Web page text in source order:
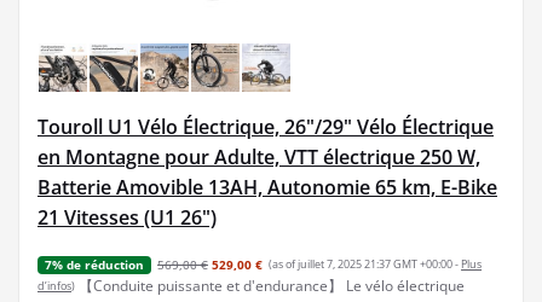
Touroll U1 Vélo Électrique, 26"/29" Vélo Électrique
en Montagne pour Adulte, VTT électrique 250 W,
Batterie Amovible 13AH, Autonomie 65 km, E-Bike
21 Vitesses (U1 26")
7% de réduction 569,00 € 529,00 € (as of juillet 7, 2025 21:37 GMT +00:00 - Plus
d’infos)
【Conduite puissante et d'endurance】 Le vélo électrique